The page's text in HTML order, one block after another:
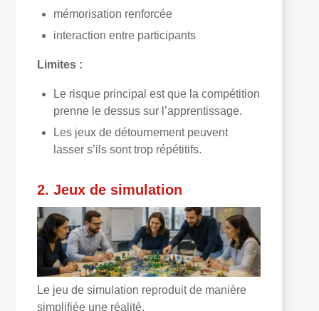
mémorisation renforcée
interaction entre participants
Limites :
Le risque principal est que la compétition
prenne le dessus sur l’apprentissage.
Les jeux de détournement peuvent
lasser s’ils sont trop répétitifs.
2. Jeux de simulation
Le jeu de simulation reproduit de manière
simplifiée une réalité.